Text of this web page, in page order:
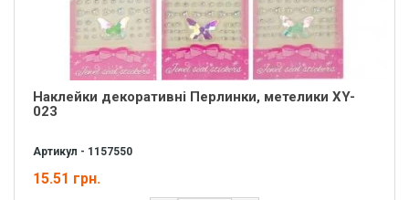
Наклейки декоративні Перлинки, метелики XY-
023
Артикул - 1157550
15.51 грн.